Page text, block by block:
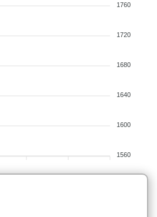
1760
1720
1680
1640
1600
1560